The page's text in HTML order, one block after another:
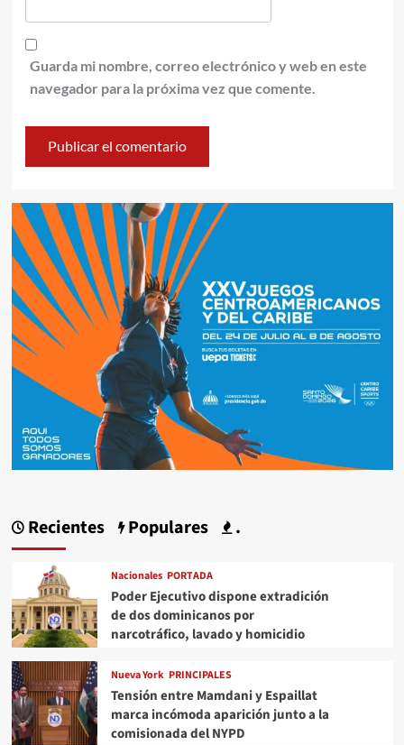
Guarda mi nombre, correo electrónico y web en este
navegador para la próxima vez que comente.
Recientes Populares .
Nacionales PORTADA
Poder Ejecutivo dispone extradición
de dos dominicanos por
narcotráfico, lavado y homicidio
Nueva York PRINCIPALES
Tensión entre Mamdani y Espaillat
marca incómoda aparición junto a la
comisionada del NYPD